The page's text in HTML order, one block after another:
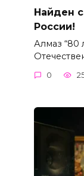
Найден
России!
Алмаз “80
0